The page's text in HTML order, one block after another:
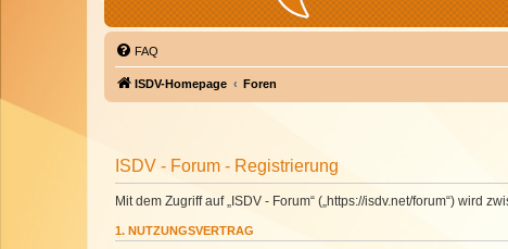
FAQ
ISDV-Homepage Foren
ISDV - Forum - Registrierung
Mit dem Zugriff auf „ISDV - Forum“ („https://isdv.net/forum“) wird
1. NUTZUNGSVERTRAG